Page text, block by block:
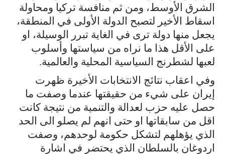
الشرق الأوسط، ومن ثم منافسة تركيا ومحاولة
اسقاط الأخير لتصبح الدولة الأولى في المنطقة،
يجعل منها دولة ترى في الغاية تبرر الوسيلة، او
على الأقل هذا ما نراه من سياستها وأسلوب
لعبها لشطرنج السياسية المحلية والعالمية.
وفي اعقاب نتائج الانتخابات الأخيرة ظهرت
إيران على شيء من حقيقتها عندما وصفت ما
حصل عليه حزب لعدالة والتنمية من نتيجة كانت
اقل من سابقاتها او حتى انهم لم يصلو الى الحد
الذي يؤهلهم لتشكل حكومة لوحدهم، وصفت
اردوغان بالسلطان الذي يحتضر في اشارة